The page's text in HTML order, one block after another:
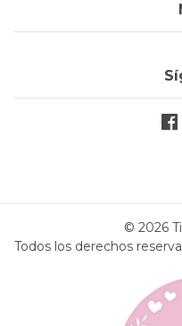
© 2026
Todos los derechos